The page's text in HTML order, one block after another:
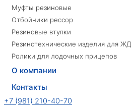
Муфты резиновые
Отбойники рессор
Резиновые втулки
Резинотехнические изделия для ЖД
Ролики для лодочных прицепов
О компании
Контакты
+7 (981) 210-40-70